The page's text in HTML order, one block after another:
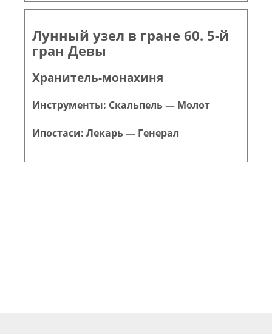
Лунный узел в гране 60. 5-й
гран Девы
Хранитель-монахиня
Инструменты: Скальпель — Молот
Ипостаси: Лекарь — Генерал